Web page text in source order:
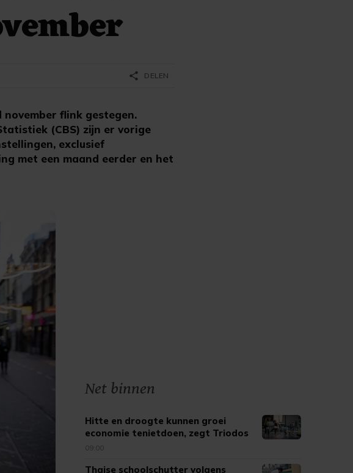
november flink gestegen.
(CBS) zijn er vorige
exclusief
met een maand eerder en het
share DELEN
Net binnen
Hitte en droogte kunnen groei
economie tenietdoen, zegt Triodos
09:00
Thaise schoolschutter volgens